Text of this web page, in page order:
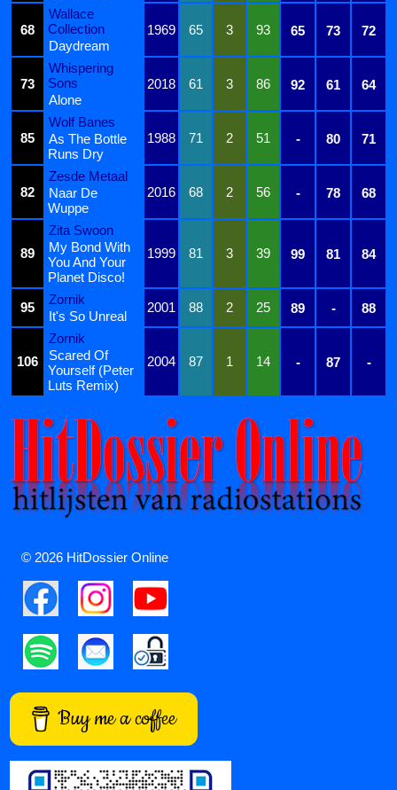
68
Wallace
Collection
1969 65 3 93 65 73
72
Daydream
73
Whispering
Sons
2018 61 3 86 92 61
64
Alone
85
Wolf Banes
1988
71 2 51 - 80 71
As The Bottle
Runs Dry
82
Zesde Metaal
2016
68 2 56 - 78 68
Naar De
Wuppe
89
Zita Swoon
1999
81 3 39 99 81 84
My Bond With
You And Your
Planet Disco!
95
Zornik
2001 88 2 25 89 - 88
It's So Unreal
106
Zornik
2004
87 1 14 - 87 -
Scared Of
Yourself (Peter
Luts Remix)
© 2026 HitDossier Online
Buy me a coffee